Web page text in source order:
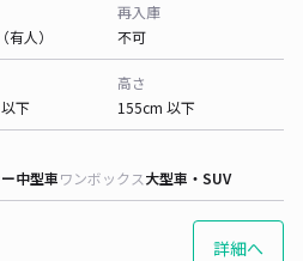
有人）
再入庫
不可
下
高さ
155cm 以下
中型車ワンボックス大型車・SUV
詳細へ